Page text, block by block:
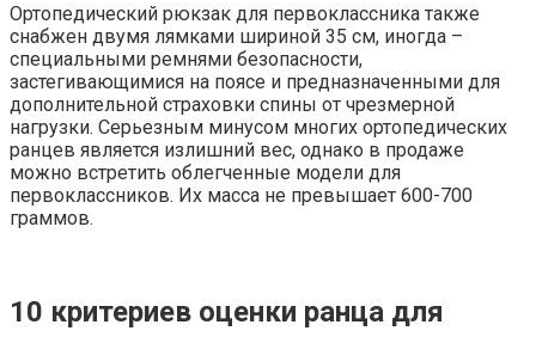
Ортопедический рюкзак для первоклассника также
снабжен двумя лямками шириной 35 см, иногда –
специальными ремнями безопасности,
застегивающимися на поясе и предназначенными для
дополнительной страховки спины от чрезмерной
нагрузки. Серьезным минусом многих ортопедических
ранцев является излишний вес, однако в продаже
можно встретить облегченные модели для
первоклассников. Их масса не превышает 600-700
граммов.
10 критериев оценки ранца для